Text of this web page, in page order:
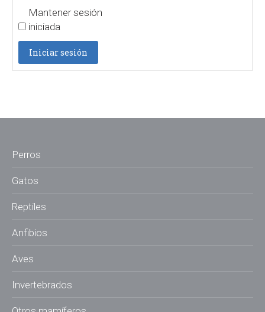
Mantener sesión
iniciada
Iniciar sesión
Perros
Gatos
Reptiles
Anfibios
Aves
Invertebrados